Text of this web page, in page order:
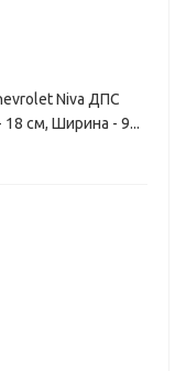
Niva ДПС
см, Ширина - 9...